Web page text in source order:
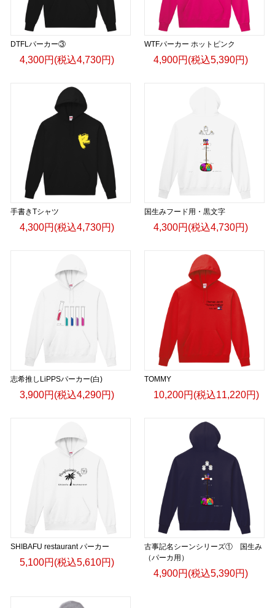
DTFLパーカー③
4,300円(税込4,730円)
WTFパーカー ホットピンク
4,900円(税込5,390円)
手書きTシャツ
4,300円(税込4,730円)
国生みフード用・黒文字
4,300円(税込4,730円)
志希推しLiPPSパーカー(白)
3,900円(税込4,290円)
TOMMY
10,200円(税込11,220円)
SHIBAFU restaurant パーカー
5,100円(税込5,610円)
古事記名シーンシリーズ① 国生み
（パーカ用）
4,900円(税込5,390円)